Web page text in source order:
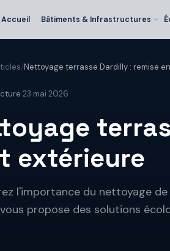
Accueil Bâtiments & Infrastructures
/Nettoyage terrasse Dardilly : remise
·23 mai 2026
extérieure
l'importance du nettoyage
propose des solutions